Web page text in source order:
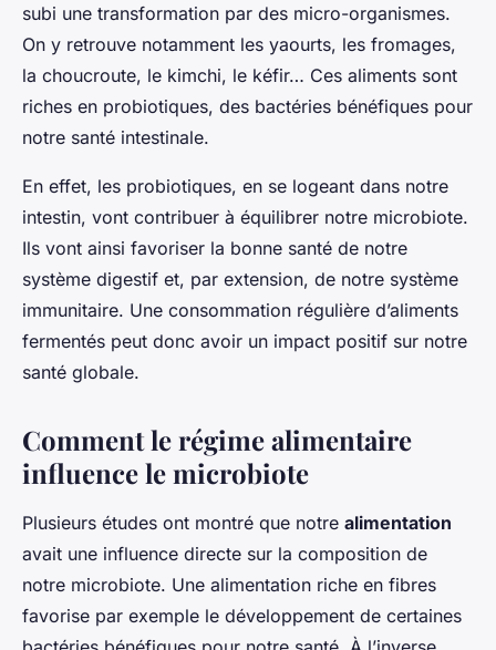
subi une transformation par des micro-organismes.
On y retrouve notamment les yaourts, les fromages,
la choucroute, le kimchi, le kéfir… Ces aliments sont
riches en probiotiques, des bactéries bénéfiques pour
notre santé intestinale.
En effet, les probiotiques, en se logeant dans notre
intestin, vont contribuer à équilibrer notre microbiote.
Ils vont ainsi favoriser la bonne santé de notre
système digestif et, par extension, de notre système
immunitaire. Une consommation régulière d’aliments
fermentés peut donc avoir un impact positif sur notre
santé globale.
Comment le régime alimentaire
influence le microbiote
Plusieurs études ont montré que notre alimentation
avait une influence directe sur la composition de
notre microbiote. Une alimentation riche en fibres
favorise par exemple le développement de certaines